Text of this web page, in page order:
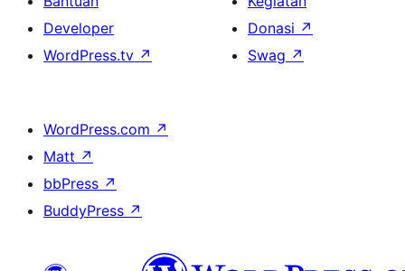
Developer
WordPress.tv ↗
Donasi ↗
Swag ↗
WordPress.com ↗
Matt ↗
bbPress ↗
BuddyPress ↗